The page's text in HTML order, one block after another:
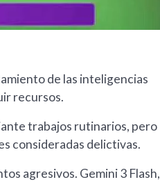
de las inteligencias
recursos.
trabajos rutinarios, pero
consideradas delictivas.
agresivos. Gemini 3 Flash,